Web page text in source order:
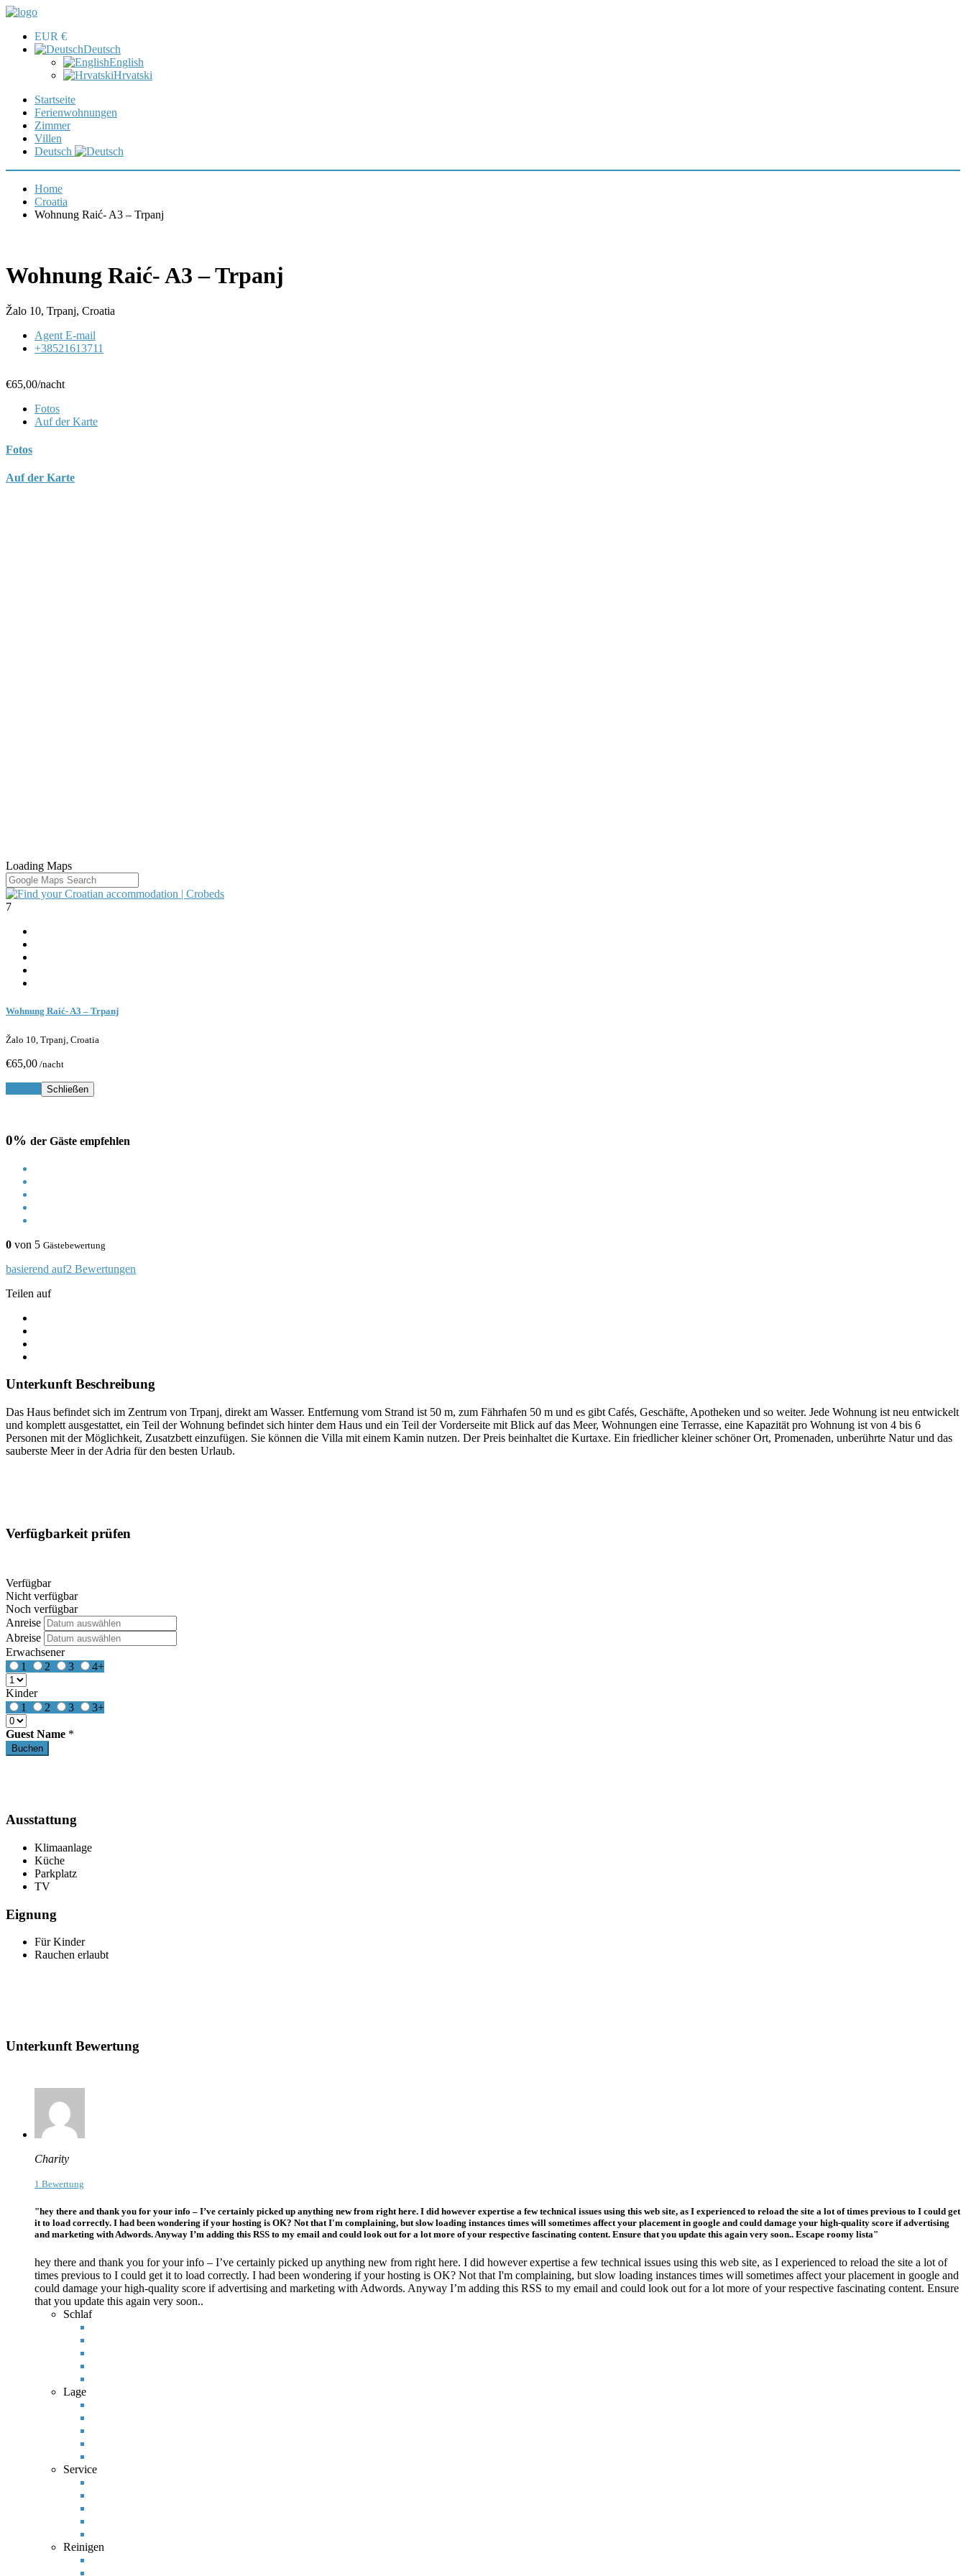
EUR €
Deutsch
English
Hrvatski
Startseite
Ferienwohnungen
Zimmer
Villen
Deutsch
Home
Croatia
Wohnung Raić- A3 – Trpanj
Wohnung Raić- A3 – Trpanj
Žalo 10, Trpanj, Croatia
Agent E-mail
+38521613711
€65,00/nacht
Fotos
Auf der Karte
Fotos
Auf der Karte
Loading Maps
7
Wohnung Raić- A3 – Trpanj
Žalo 10, Trpanj, Croatia
€65,00 /nacht
Schließen
0% der Gäste empfehlen
0 von 5 Gästebewertung
basierend auf2 Bewertungen
Teilen auf
Unterkunft Beschreibung
Das Haus befindet sich im Zentrum von Trpanj, direkt am Wasser. Entfernung vom Strand ist 50 m, zum Fährhafen 50 m und es gibt Cafés, Geschäfte, Apotheken und so weiter. Jede Wohnung ist neu entwickelt
und komplett ausgestattet, ein Teil der Wohnung befindet sich hinter dem Haus und ein Teil der Vorderseite mit Blick auf das Meer, Wohnungen eine Terrasse, eine Kapazität pro Wohnung ist von 4 bis 6
Personen mit der Möglichkeit, Zusatzbett einzufügen. Sie können die Villa mit einem Kamin nutzen. Der Preis beinhaltet die Kurtaxe. Ein friedlicher kleiner schöner Ort, Promenaden, unberührte Natur und das
sauberste Meer in der Adria für den besten Urlaub.
Verfügbarkeit prüfen
Verfügbar
Nicht verfügbar
Noch verfügbar
Anreise
Abreise
Erwachsener
1
2 3 4+
Kinder
1
2 3 3+
Guest Name *
Ausstattung
Klimaanlage
Küche
Parkplatz
TV
Eignung
Für Kinder
Rauchen erlaubt
Unterkunft Bewertung
Charity
1 Bewertung
"hey there and thank you for your info – I’ve certainly picked up anything new from right here. I did however expertise a few technical issues using this web site, as I experienced to reload the site a lot of times previous to I could get
it to load correctly. I had been wondering if your hosting is OK? Not that I'm complaining, but slow loading instances times will sometimes affect your placement in google and could damage your high-quality score if advertising
and marketing with Adwords. Anyway I’m adding this RSS to my email and could look out for a lot more of your respective fascinating content. Ensure that you update this again very soon.. Escape roomy lista"
hey there and thank you for your info – I’ve certainly picked up anything new from right here. I did however expertise a few technical issues using this web site, as I experienced to reload the site a lot of
times previous to I could get it to load correctly. I had been wondering if your hosting is OK? Not that I'm complaining, but slow loading instances times will sometimes affect your placement in google and
could damage your high-quality score if advertising and marketing with Adwords. Anyway I’m adding this RSS to my email and could look out for a lot more of your respective fascinating content. Ensure
that you update this again very soon..
Schlaf
Lage
Service
Reinigen